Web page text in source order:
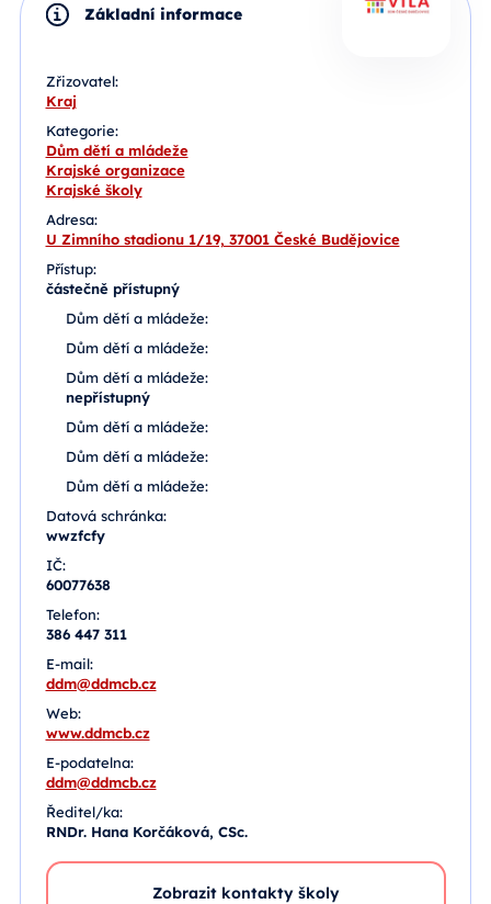
Základní informace
Zřizovatel:
Kraj
Kategorie:
Dům dětí a mládeže
Krajské organizace
Krajské školy
Adresa:
U Zimního stadionu 1/19, 37001 České Budějovice
Přístup:
částečně přístupný
Dům dětí a mládeže:
Dům dětí a mládeže:
Dům dětí a mládeže:
nepřístupný
Dům dětí a mládeže:
Dům dětí a mládeže:
Dům dětí a mládeže:
Datová schránka:
wwzfcfy
IČ:
60077638
Telefon:
386 447 311
E-mail:
ddm@ddmcb.cz
Web:
www.ddmcb.cz
E-podatelna:
ddm@ddmcb.cz
Ředitel/ka:
RNDr. Hana Korčáková, CSc.
Zobrazit kontakty školy